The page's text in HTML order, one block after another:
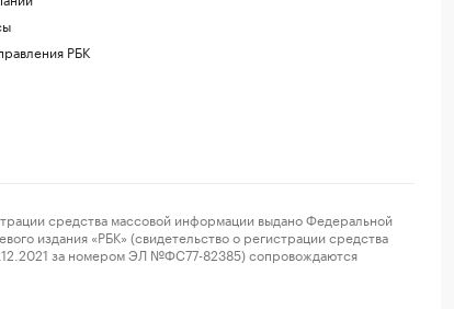
РБК
средства массовой информации выдано Федеральной
издания «РБК» (свидетельство о регистрации средства
за номером ЭЛ №ФС77-82385) сопровождаются